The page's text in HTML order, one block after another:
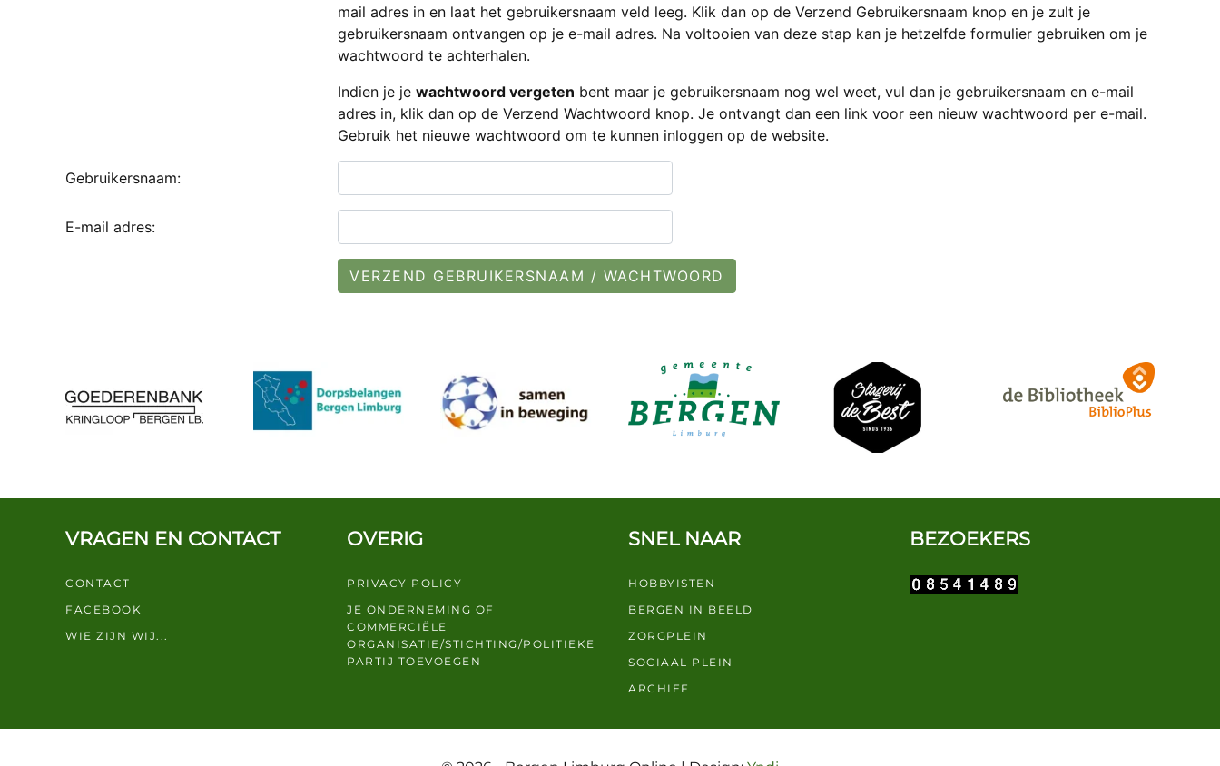
mail adres in en laat het gebruikersnaam veld leeg. Klik dan op de Verzend Gebruikersnaam knop en je zult je
gebruikersnaam ontvangen op je e-mail adres. Na voltooien van deze stap kan je hetzelfde formulier gebruiken om je
wachtwoord te achterhalen.
Indien je je wachtwoord vergeten bent maar je gebruikersnaam nog wel weet, vul dan je gebruikersnaam en e-mail
adres in, klik dan op de Verzend Wachtwoord knop. Je ontvangt dan een link voor een nieuw wachtwoord per e-mail.
Gebruik het nieuwe wachtwoord om te kunnen inloggen op de website.
Gebruikersnaam:
E-mail adres:
VRAGEN EN CONTACT
CONTACT
FACEBOOK
WIE ZIJN WIJ...
OVERIG
PRIVACY POLICY
JE ONDERNEMING OF
COMMERCIËLE
ORGANISATIE/STICHTING/POLITIEKE
PARTIJ TOEVOEGEN
SNEL NAAR
HOBBYISTEN
BERGEN IN BEELD
ZORGPLEIN
SOCIAAL PLEIN
ARCHIEF
BEZOEKERS